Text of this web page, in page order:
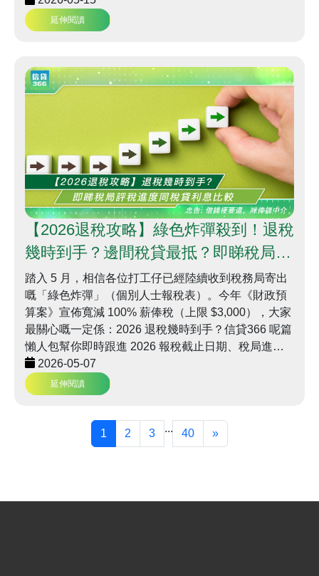
延伸閱讀
【2026退稅攻略】綠色炸彈殺到！退稅
幾時到手？邊間稅貸最抵？即睇稅局評
稅進度同稅貸利息比較 | 信貸366
踏入 5 月，相信各位打工仔已經陸續收到稅務局寄出
嘅「綠色炸彈」（個別人士報稅表）。今年《財政預
算案》宣佈寬減 100% 薪俸稅（上限 $3,000），大家
最關心嘅一定係：2026 退稅幾時到手？信貸366 呢篇
懶人包幫你即時跟進 2026 報稅截止日期、稅局進度
查詢教學，仲有最新低息稅貸比較，助你靈活資金周
轉！
2026-05-07
延伸閱讀
1 2 3 ... 40 »